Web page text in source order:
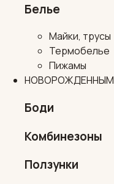
Белье
Майки, трусы
Термобелье
Пижамы
НОВОРОЖДЕННЫМ
Боди
Комбинезоны
Ползунки